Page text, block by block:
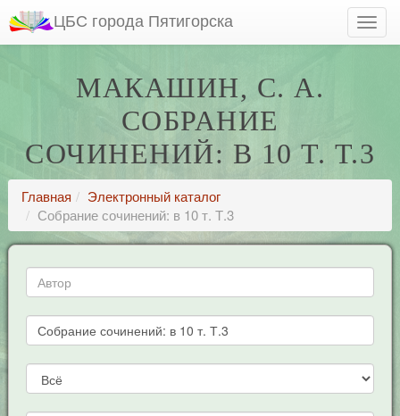
ЦБС города Пятигорска
МАКАШИН, С. А.
СОБРАНИЕ
СОЧИНЕНИЙ: В 10 Т. Т.3
Главная
Электронный каталог
Собрание сочинений: в 10 т. Т.3